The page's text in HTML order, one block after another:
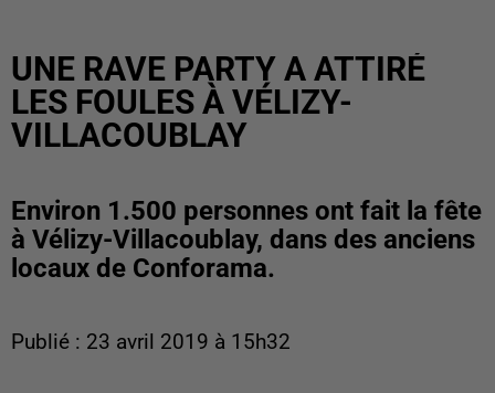
UNE RAVE PARTY A ATTIRÉ
LES FOULES À VÉLIZY-
VILLACOUBLAY
Environ 1.500 personnes ont fait la fête
à Vélizy-Villacoublay, dans des anciens
locaux de Conforama.
Publié : 23 avril 2019 à 15h32